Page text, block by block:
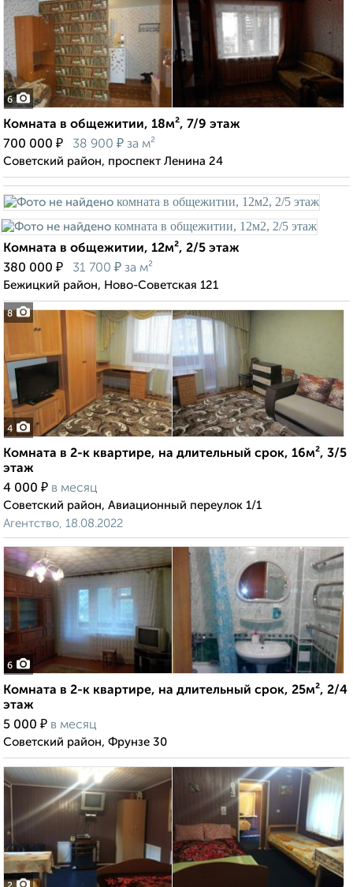
6
Комната в общежитии, 18м², 7/9 этаж
700 000 ₽ 38 900 ₽ за м²
Советский район, проспект Ленина 24
8
Комната в общежитии, 12м², 2/5 этаж
380 000 ₽ 31 700 ₽ за м²
Бежицкий район, Ново-Советская 121
4
Комната в 2-к квартире, на длительный срок, 16м², 3/5
этаж
4 000 ₽ в месяц
Советский район, Авиационный переулок 1/1
Агентство, 18.08.2022
6
Комната в 2-к квартире, на длительный срок, 25м², 2/4
этаж
5 000 ₽ в месяц
Советский район, Фрунзе 30